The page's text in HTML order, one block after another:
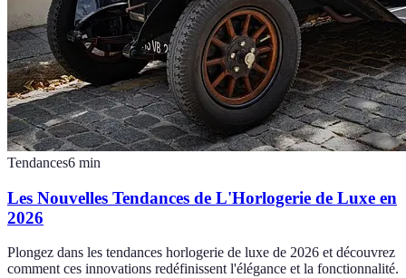
Tendances6 min
Les Nouvelles Tendances de L'Horlogerie de Luxe en
2026
Plongez dans les tendances horlogerie de luxe de 2026 et découvrez
comment ces innovations redéfinissent l'élégance et la fonctionnalité.